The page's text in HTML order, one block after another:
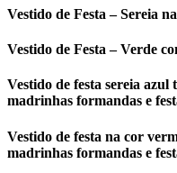
Vestido de Festa – Sereia
Vestido de Festa – Verde
Vestido de festa sereia
madrinhas formandas e
Vestido de festa na cor
madrinhas formandas e